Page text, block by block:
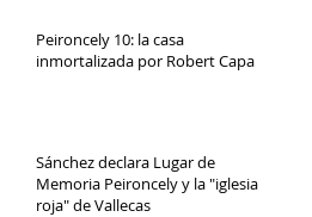
Peironcely 10: la casa
inmortalizada por Robert Capa
Sánchez declara Lugar de
Memoria Peironcely y la "iglesia
roja" de Vallecas